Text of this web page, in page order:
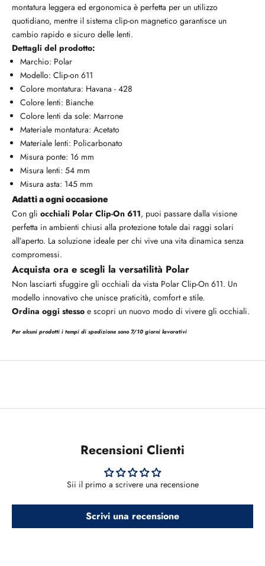
montatura leggera ed ergonomica è perfetta per un utilizzo
quotidiano, mentre il sistema clip-on magnetico garantisce un
cambio rapido e sicuro delle lenti.
Dettagli del prodotto:
Marchio: Polar
Modello: Clip-on 611
Colore montatura: Havana - 428
Colore lenti: Bianche
Colore lenti da sole: Marrone
Materiale montatura: Acetato
Materiale lenti: Policarbonato
Misura ponte: 16 mm
Misura lenti: 54 mm
Misura asta: 145 mm
Adatti a ogni occasione
Con gli occhiali Polar Clip-On 611, puoi passare dalla visione
perfetta in ambienti chiusi alla protezione totale dai raggi solari
all’aperto. La soluzione ideale per chi vive una vita dinamica senza
compromessi.
Acquista ora e scegli la versatilità Polar
Non lasciarti sfuggire gli occhiali da vista Polar Clip-On 611. Un
modello innovativo che unisce praticità, comfort e stile.
Ordina oggi stesso e scopri un nuovo modo di vivere gli occhiali.
Per alcuni prodotti i tempi di spedizione sono 7/10 giorni lavorativi
Recensioni Clienti
Sii il primo a scrivere una recensione
Scrivi una recensione